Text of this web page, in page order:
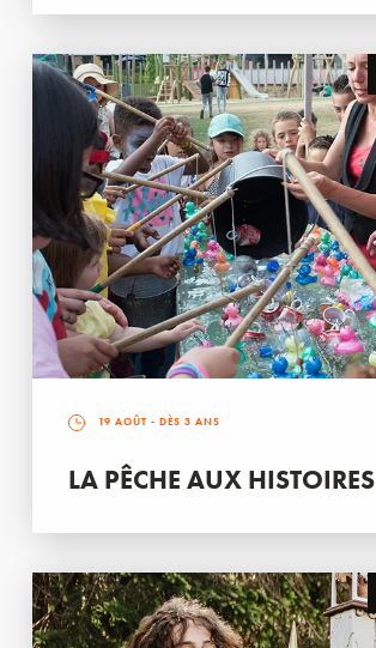
19 AOÛT - DÈS 3 ANS
LA PÊCHE AUX HISTOIRES